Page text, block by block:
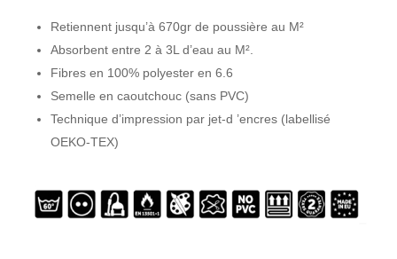
Retiennent jusqu’à 670gr de poussière au M²
Absorbent entre 2 à 3L d’eau au M².
Fibres en 100% polyester en 6.6
Semelle en caoutchouc (sans PVC)
Technique d’impression par jet-d ’encres (labellisé
OEKO-TEX)